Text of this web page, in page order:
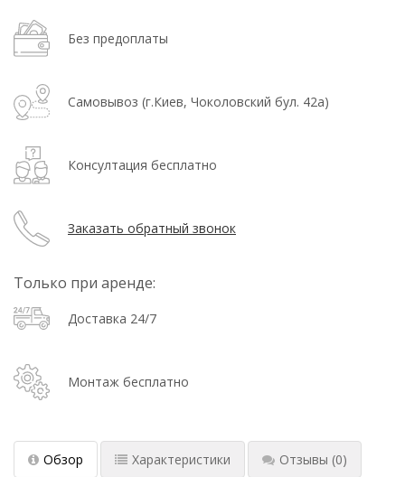
Без предоплаты
Самовывоз (г.Киев, Чоколовский бул. 42а)
Консултация бесплатно
Заказать обратный звонок
Только при аренде:
Доставка 24/7
Монтаж бесплатно
Обзор Характеристики Отзывы (0)